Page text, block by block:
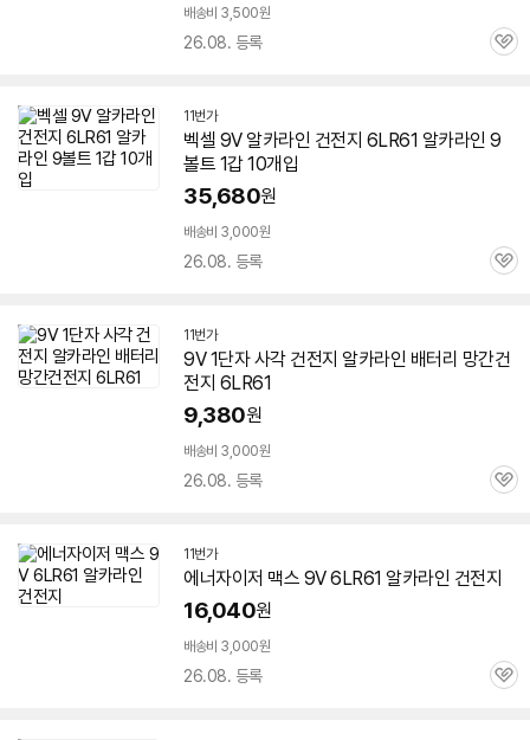
배송비 3,500원
26.08. 등록
관
11번가
벡셀 9V 알카라인 건전지 6LR61 알카라인 9
볼트 1갑 10개입
35,680원
배송비 3,000원
26.08. 등록
관
11번가
9V 1단자 사각 건전지 알카라인 배터리 망간건
전지 6LR61
9,380원
배송비 3,000원
26.08. 등록
관
11번가
에너자이저 맥스 9V6LR61 알카라인 건전지
16,040원
배송비 3,000원
26.08. 등록
관